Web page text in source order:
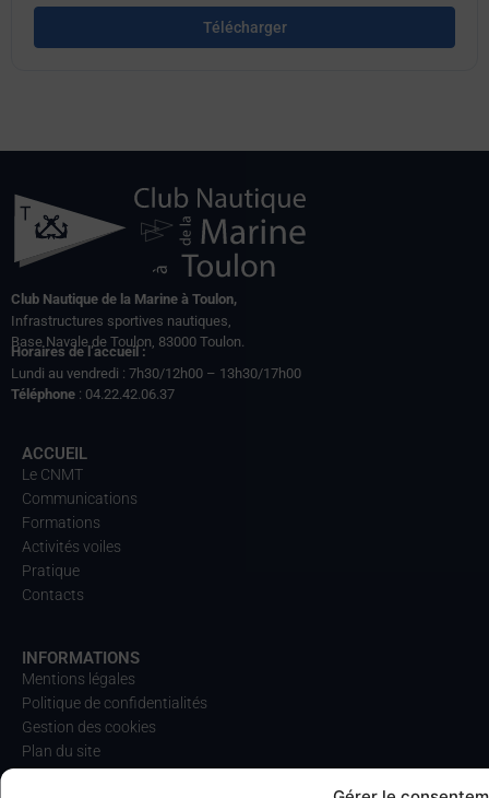
Télécharger
Club Nautique de la Marine à Toulon,
Infrastructures sportives nautiques,
Base Navale de Toulon, 83000 Toulon.
Horaires de l’accueil :
Lundi au vendredi : 7h30/12h00 – 13h30/17h00
Téléphone : 04.22.42.06.37
ACCUEIL
Le CNMT
Communications
Formations
Activités voiles
Pratique
Contacts
INFORMATIONS
Mentions légales
Politique de confidentialités
Gestion des cookies
Plan du site